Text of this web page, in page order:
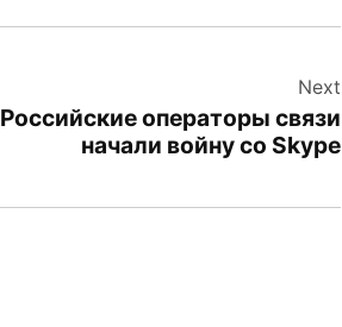
Next
Российские операторы связи
начали войну со Skype